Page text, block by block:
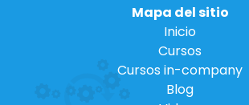
Mapa del sitio
Inicio
Cursos
Cursos in-company
Blog